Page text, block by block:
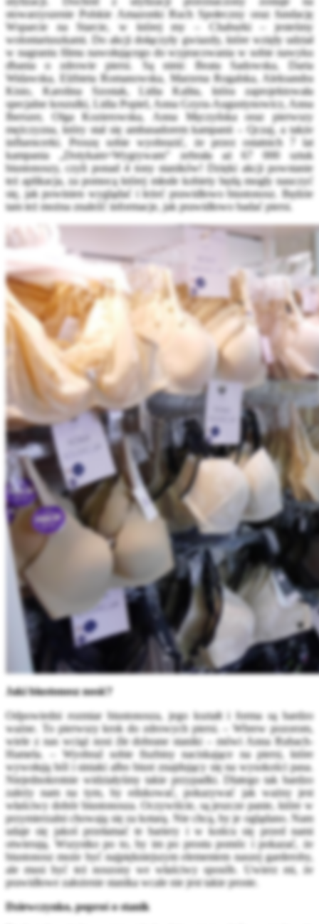
stowarzyszenie Polskie Amazonki Ruch Społeczny oraz fundację
Wsparcie na Starcie, w której my – Chaburki – jesteśmy
wolontariuszkami. Do akcji dołączyły gwiazdy, które wzięły udział
w nagraniu filmu nawołującego do wypracowania w sobie nawyku
dbania o zdrowie piersi. Są nimi: Beata Sadowska, Daria
Widawska, Elżbieta Romanowska, Marzena Rogalska, Aleksandra
Kisio, Karolina Szostak, Lidia Kalita, która zaprojektowała
specjalne koszulki, Lidia Popiel, Anna Gzyra-Augustynowicz, Anna
Iberszer, Olga Kozierowska, Anna Męczyńska oraz pierwszy
mężczyzna, który stał się ambasadorem kampanii – Qczaj, a także
influencerki. Proszę sobie wyobrazić, że przez ostatnich 7 lat
kampania „Dotykam=Wygrywam” zebrała aż 67 000 sztuk
biustonoszy, czyli ponad 4 tony staników! Dzięki akcji powstanie
też aplikacja, za pomocą której młode kobiety będą mogły nauczyć
się, jak powinien wyglądać i leżeć prawidłowo biustonosz. Będzie
tam też można znaleźć informacje, jak prawidłowo badać piersi.
Jaki biustonosz nosić?
Odpowiedni rozmiar biustonosza, jego kształt i forma są bardzo
ważne. To pierwszy krok do zdrowych piersi. – Wbrew pozorom,
wiele z nas wciąż nosi źle dobrane staniki – mówi Anna Rubach-
Hamela. – Wyobraź sobie fiszbiny naciskające na piersi, które
wywołują ból i siniaki albo biust znajdujący się na wysokości pasa.
Niejednokrotnie widziałyśmy takie przypadki. Dlatego tak bardzo
zależy nam na tym, by edukować, pokazywać jak ważny jest
właściwy dobór biustonosza. Oczywiście, są jeszcze panie, które w
przymierzalni chowają się za kotarą. Nie chcą, by je oglądano. Nam
udaje się jakoś przełamać te bariery i w końcu się przed nami
otwierają. Wszystko po to, by im po prostu pomóc i pokazać, że
biustonosz może być najpiękniejszym elementem naszej garderoby,
ale musi być też noszony we właściwy sposób. Uwierz mi, że
prawidłowe założenie stanika wcale nie jest takie proste.
Dziewczynko, poproś o stanik